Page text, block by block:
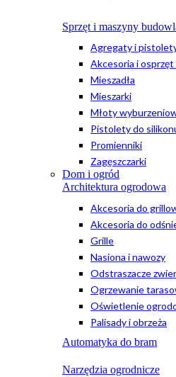
Sprzęt i maszyny
Agregaty i
Akcesoria i osprzęt
Mieszadła
Mieszarki
Młoty
Pistolety do
Promienniki
Zagęszczarki
Dom i ogród
Architektura ogrodowa
Akcesoria do
Akcesoria do
Grille
Nasiona i nawozy
Odstraszacze
Ogrzewanie
Oświetlenie
Palisady i obrzeża
Automatyka do bram
Narzędzia ogrodnicze